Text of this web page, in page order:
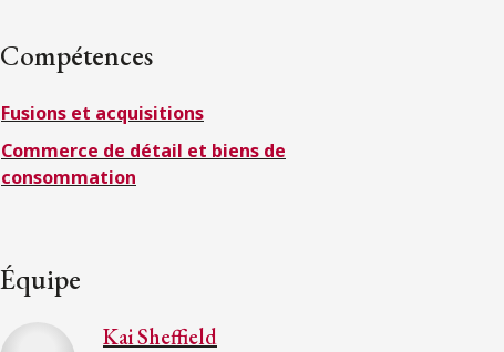
Compétences
Fusions et acquisitions
Commerce de détail et biens de
consommation
Équipe
Kai Sheffield